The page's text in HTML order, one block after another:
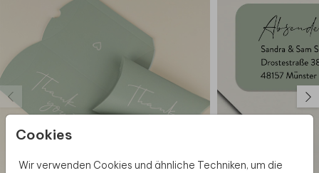
Cookies
Wir verwenden Cookies und ähnliche Techniken, um die